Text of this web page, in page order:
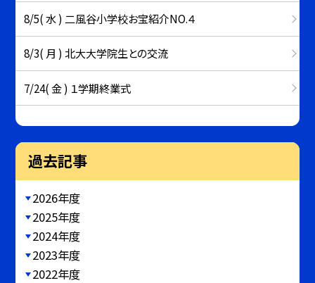
8/5( 水 ) 二風谷小学校お宝紹介NO.４
8/3( 月 ) 北大大学院生との交流
7/24( 金 ) １学期終業式
過去記事
2026年度
2025年度
2024年度
2023年度
2022年度